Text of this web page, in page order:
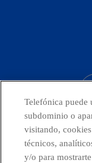
Telefónica en
Telefónica puede
subdominio o
visitando,
técnicos,
y/o para